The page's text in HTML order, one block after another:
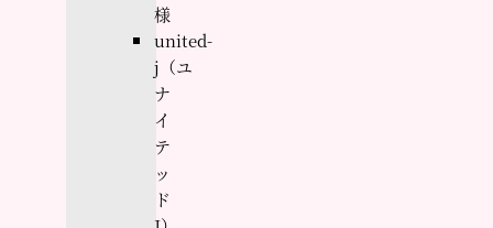
様
united-
j（ユ
ナ
イ
テ
ッ
ド